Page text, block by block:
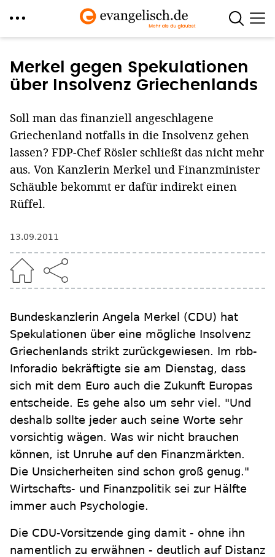
zum
Inhalt
Merkel gegen Spekulationen
über Insolvenz Griechenlands
Soll man das finanziell angeschlagene
Griechenland notfalls in die Insolvenz gehen
lassen? FDP-Chef Rösler schließt das nicht mehr
aus. Von Kanzlerin Merkel und Finanzminister
Schäuble bekommt er dafür indirekt einen
Rüffel.
13.09.2011
Bundeskanzlerin Angela Merkel (CDU) hat
Spekulationen über eine mögliche Insolvenz
Griechenlands strikt zurückgewiesen. Im rbb-
Inforadio bekräftigte sie am Dienstag, dass
sich mit dem Euro auch die Zukunft Europas
entscheide. Es gehe also um sehr viel. "Und
deshalb sollte jeder auch seine Worte sehr
vorsichtig wägen. Was wir nicht brauchen
können, ist Unruhe auf den Finanzmärkten.
Die Unsicherheiten sind schon groß genug."
Wirtschafts- und Finanzpolitik sei zur Hälfte
immer auch Psychologie.
Die CDU-Vorsitzende ging damit - ohne ihn
namentlich zu erwähnen - deutlich auf Distanz